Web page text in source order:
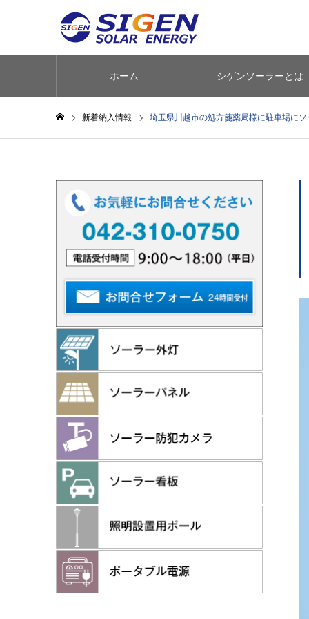
ホーム シゲンソーラーとは
新着納入情報 埼玉県川越市の処方箋薬局様に駐車場に